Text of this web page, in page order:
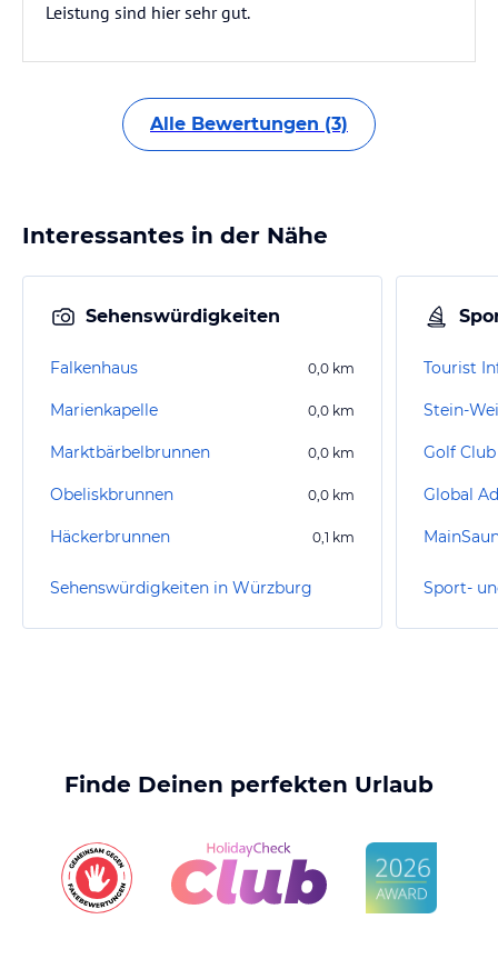
Leistung sind hier sehr gut.
Alle Bewertungen (3)
Interessantes in der Nähe
Sehenswürdigkeiten
Falkenhaus 0,0 km
Marienkapelle 0,0 km
Marktbärbelbrunnen 0,0 km
Obeliskbrunnen 0,0 km
Häckerbrunnen 0,1 km
Sehenswürdigkeiten in Würzburg
Stein-
Golf
Finde Deinen perfekten Urlaub